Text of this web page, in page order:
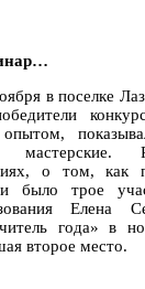
в поселке
мастерские.
о том, как
было трое
Елена
года» в
второе место.